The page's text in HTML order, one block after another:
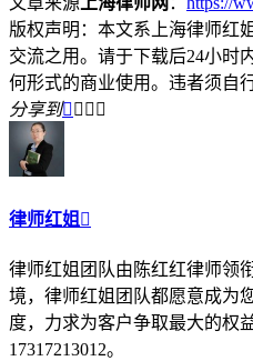
版权声明：本文系上海律师红
交流之用。请于下载后24小时
何形式的商业使用。违者须自
分享到   
律师红姐 
律师红姐团队由陈红红律师领
境，律师红姐团队都愿意成为
度，力求为客户争取最大的权
17317213012。